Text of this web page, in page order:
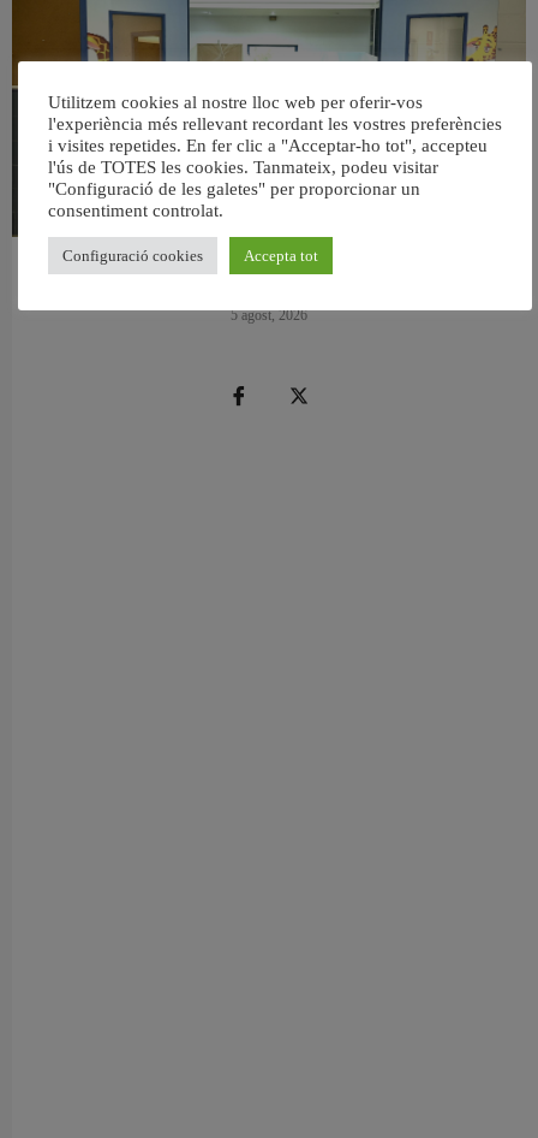
València reforma l’Escola Infantil Pardalets i instal·larà aire condicionat a totes
5 agost, 2026
Utilitzem cookies al nostre lloc web per oferir-vos
l'experiència més rellevant recordant les vostres preferències
i visites repetides. En fer clic a "Acceptar-ho tot", accepteu
l'ús de TOTES les cookies. Tanmateix, podeu visitar
"Configuració de les galetes" per proporcionar un
consentiment controlat.
Configuració cookies Accepta tot